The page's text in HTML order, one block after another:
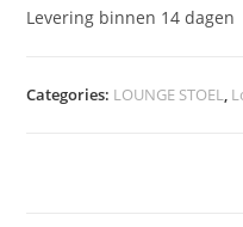
Levering binnen 14 dagen
Categories: LOUNGE STOEL,